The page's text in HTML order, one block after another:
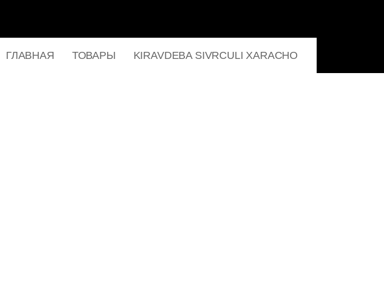
ГЛАВНАЯ ТОВАРЫ KIRAVDEBA SIVRCULI XARACHO